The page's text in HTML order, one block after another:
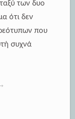
των δυο
ότι δεν
που
συχνά